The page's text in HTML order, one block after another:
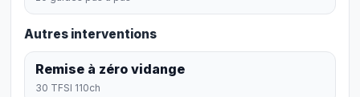
Autres interventions
Remise à zéro vidange
30 TFSI 110ch